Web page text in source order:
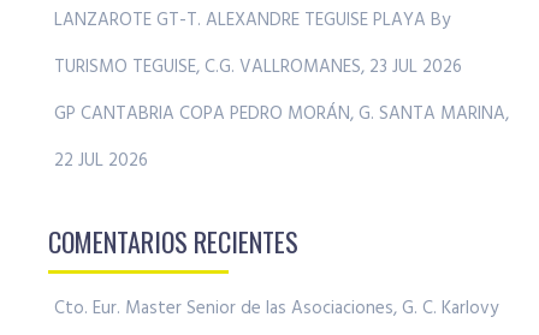
LANZAROTE GT-T. ALEXANDRE TEGUISE PLAYA By
TURISMO TEGUISE, C.G. VALLROMANES, 23 JUL 2026
GP CANTABRIA COPA PEDRO MORÁN, G. SANTA MARINA,
22 JUL 2026
COMENTARIOS RECIENTES
Cto. Eur. Master Senior de las Asociaciones, G. C. Karlovy